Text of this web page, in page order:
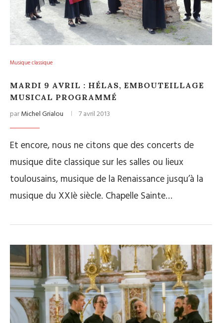
Musique classique
MARDI 9 AVRIL : HÉLAS, EMBOUTEILLAGE
MUSICAL PROGRAMMÉ
parMichel Grialou 7 avril 2013
Et encore, nous ne citons que des concerts de
musique dite classique sur les salles ou lieux
toulousains, musique de la Renaissance jusqu’à la
musique du XXIè siècle. Chapelle Sainte…